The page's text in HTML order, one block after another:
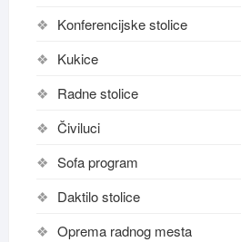
Konferencijske stolice
Kukice
Radne stolice
Čiviluci
Sofa program
Daktilo stolice
Oprema radnog mesta